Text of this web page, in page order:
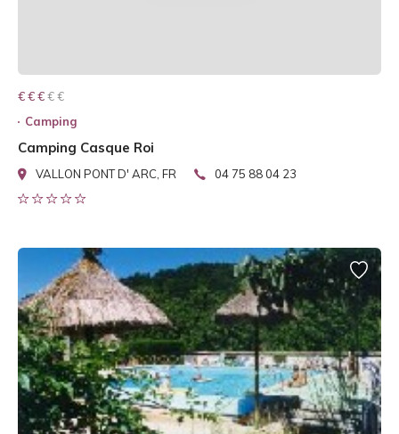
€ € € € €
€ € €
Camping
Camping Casque Roi
VALLON PONT D' ARC, FR 04 75 88 04 23